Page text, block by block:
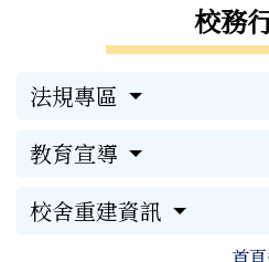
校務
法規專區
教育宣導
校舍重建資訊